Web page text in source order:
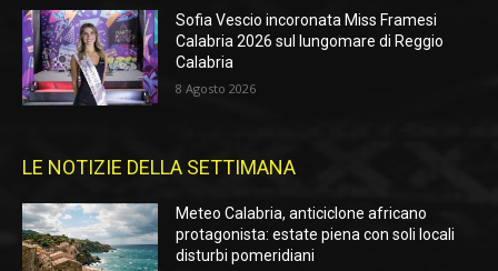
Sofia Vescio incoronata Miss Framesi
Calabria 2026 sul lungomare di Reggio
Calabria
8 Agosto 2026
LE NOTIZIE DELLA SETTIMANA
Meteo Calabria, anticiclone africano
protagonista: estate piena con soli locali
disturbi pomeridiani